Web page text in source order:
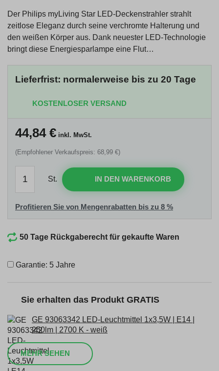
Der Philips myLiving Star LED-Deckenstrahler strahlt
zeitlose Eleganz durch seine verchromte Halterung und
den weißen Körper aus. Dank neuester LED-Technologie
bringt diese Energiesparlampe eine Flut…
Lieferfrist: normalerweise bis zu 20 Tage
KOSTENLOSER VERSAND
44,84€ inkl. MwSt.
(Empfohlener Verkaufspreis: 68,99 €)
St. IN DEN WARENKORB
Profitieren Sie von Mengenrabatten bis zu 8 %
50 Tage Rückgaberecht für gekaufte Waren
Garantie: 5 Jahre
Sie erhalten das Produkt GRATIS
GE 93063342 LED-Leuchtmittel 1x3,5W | E14 |
250lm | 2700 K - weiß
MEHR SEHEN